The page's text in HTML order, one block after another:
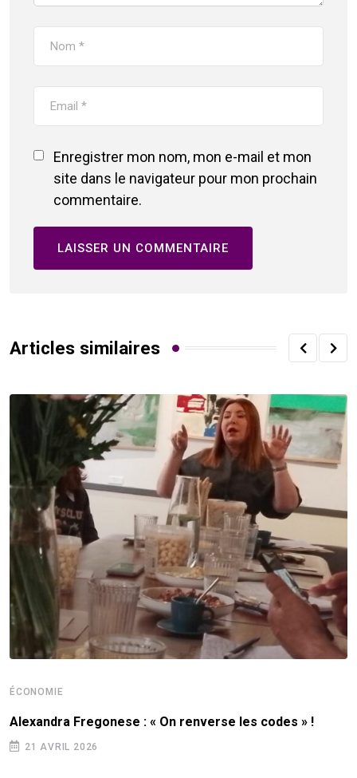
Enregistrer mon nom, mon e-mail et mon
site dans le navigateur pour mon prochain
commentaire.
Articles similaires
ÉCONOMIE
Alexandra Fregonese : « On renverse les codes » !
21 AVRIL 2026